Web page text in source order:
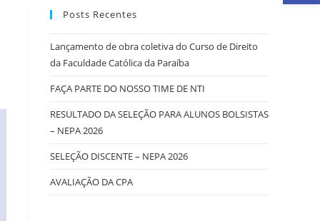
Posts Recentes
Lançamento de obra coletiva do Curso de Direito
da Faculdade Católica da Paraíba
FAÇA PARTE DO NOSSO TIME DE NTI
RESULTADO DA SELEÇÃO PARA ALUNOS BOLSISTAS
– NEPA 2026
SELEÇÃO DISCENTE – NEPA 2026
AVALIAÇÃO DA CPA